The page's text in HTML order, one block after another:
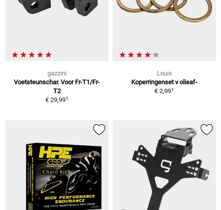
gazzini
Voetsteunschar. Voor Fr-T1/Fr-
T2
€ 29,991
Louis
Koperringenset v olieaf-
€ 2,991